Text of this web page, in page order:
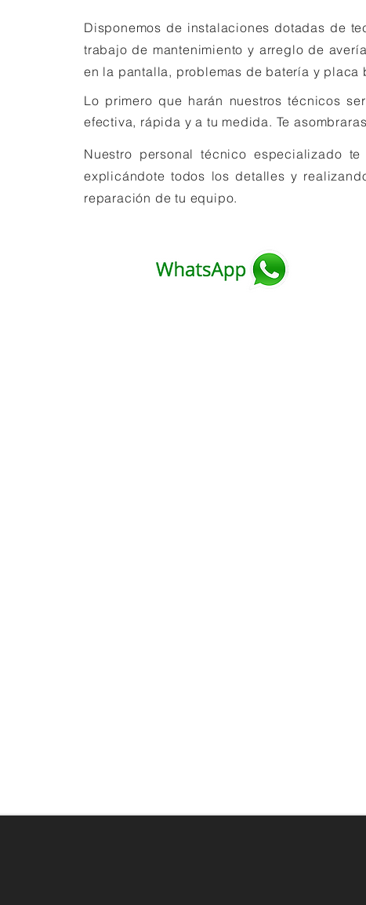
Disponemos de instalaciones dotadas de
trabajo de mantenimiento y arreglo de
en la pantalla, problemas de batería y
Lo primero que harán nuestros técnicos
efectiva, rápida y a tu medida. Teasombraras
Nuestro personal técnico especializado
explicándote todos los detalles y
reparación de tu equipo.